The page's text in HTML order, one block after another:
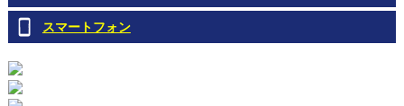
スマートフォン